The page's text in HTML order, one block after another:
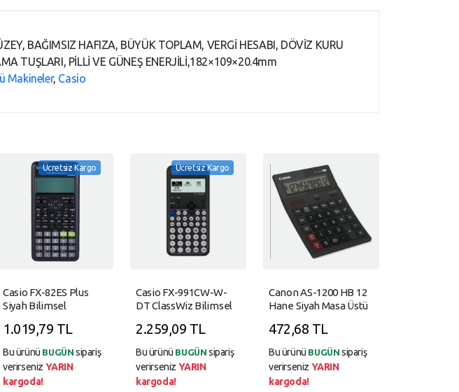
BAĞIMSIZ HAFIZA, BÜYÜK TOPLAM, VERGİ HESABI, DÖVİZ KURU
TUŞLARI, PİLLİ VE GÜNEŞ ENERJİLİ,182×109×20.4mm
Makineler, Casio
Ücretsiz Kargo
Casio FX-82ES Plus
Siyah Bilimsel
Makinesi 2.Versiyon
1.019,79 TL
Bu ürünü BUGÜN sipariş
verirseniz YARIN
kargoda!
Ücretsiz Kargo
Casio FX-991CW-W-
DT ClassWiz Bilimsel
Makinesi
2.259,09 TL
Bu ürünü BUGÜN sipariş
verirseniz YARIN
kargoda!
Canon AS-1200 HB 12
Hane Siyah Masa Üstü
472,68 TL
Bu ürünü BUGÜN sipariş
verirseniz YARIN
kargoda!